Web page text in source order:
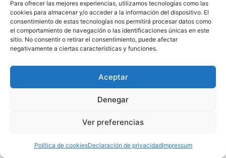
Para ofrecer las mejores experiencias, utilizamos tecnologías como las
cookies para almacenar y/o acceder a la información del dispositivo. El
consentimiento de estas tecnologías nos permitirá procesar datos como
el comportamiento de navegación o las identificaciones únicas en este
sitio. No consentir o retirar el consentimiento, puede afectar
negativamente a ciertas características y funciones.
Aceptar
Denegar
Ver preferencias
Política de cookiesDeclaración de privacidadImpressum